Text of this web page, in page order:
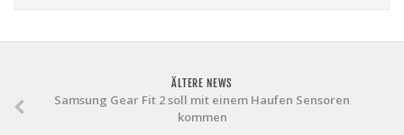
ÄLTERE NEWS
Samsung Gear Fit 2 soll mit einem Haufen Sensoren
kommen